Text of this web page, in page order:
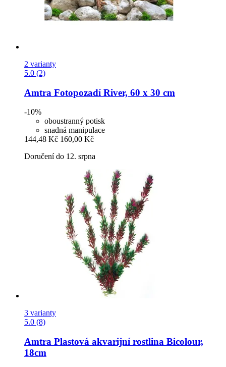
2 varianty
5.0 (2)
Amtra Fotopozadí River, 60 x 30 cm
-10%
oboustranný potisk
snadná manipulace
144,48 Kč 160,00 Kč
Doručení do 12. srpna
3 varianty
5.0 (8)
Amtra Plastová akvarijní rostlina Bicolour,
18cm